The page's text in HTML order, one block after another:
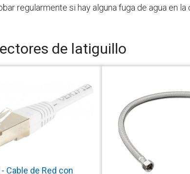
regularmente si hay alguna fuga de agua en
de latiguillo
Cable de Red con